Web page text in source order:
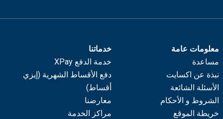
معلومات عامة
مساعدة
نبذة عن اكسايت
الأسئلة الشائعة
الشروط و الأحكام
خريطة الموقع
خدماتنا
خدمة الدفع XPay
دفع الأقساط الشهرية (إيزي
أقساط)
معارضنا
مراكز الخدمة